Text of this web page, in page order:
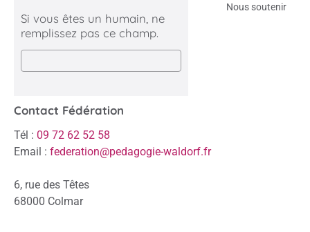
Si vous êtes un humain, ne
remplissez pas ce champ.
Nous soutenir
Contact Fédération
Tél : 09 72 62 52 58
Email : federation@pedagogie-waldorf.fr
6, rue des Têtes
68000 Colmar